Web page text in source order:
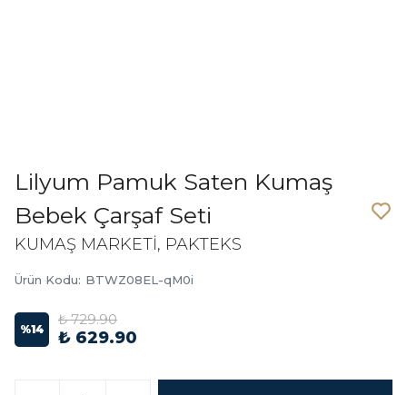
Lilyum Pamuk Saten Kumaş
Bebek Çarşaf Seti
KUMAŞ MARKETİ, PAKTEKS
Ürün Kodu: BTWZ08EL-qM0i
%14
₺ 729.90
₺ 629.90